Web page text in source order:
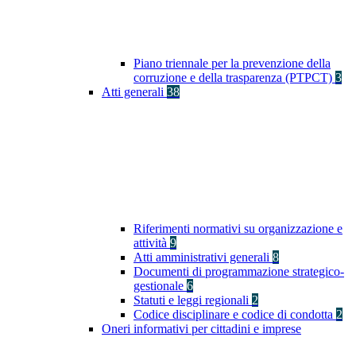
Piano triennale per la prevenzione della
corruzione e della trasparenza (PTPCT) 3
Atti generali 38
Riferimenti normativi su organizzazione e
attività 9
Atti amministrativi generali 8
Documenti di programmazione strategico-
gestionale 6
Statuti e leggi regionali 2
Codice disciplinare e codice di condotta 2
Oneri informativi per cittadini e imprese